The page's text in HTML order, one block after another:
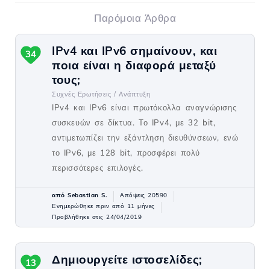
Παρόμοια Άρθρα
IPv4 και IPv6 σημαίνουν, και
ποια είναι η διαφορά μεταξύ
τους;
Συχνές Ερωτήσεις / Ανάπτυξη
IPv4 και IPv6 είναι πρωτόκολλα αναγνώρισης
συσκευών σε δίκτυα. Το IPv4, με 32 bit,
αντιμετωπίζει την εξάντληση διευθύνσεων, ενώ
το IPv6, με 128 bit, προσφέρει πολύ
περισσότερες επιλογές.
34
από Sebastian S.
Απόψεις 20590
Ενημερώθηκε πριν από 11 μήνες
Προβλήθηκε στις 24/04/2019
Δημιουργείτε ιστοσελίδες;
13